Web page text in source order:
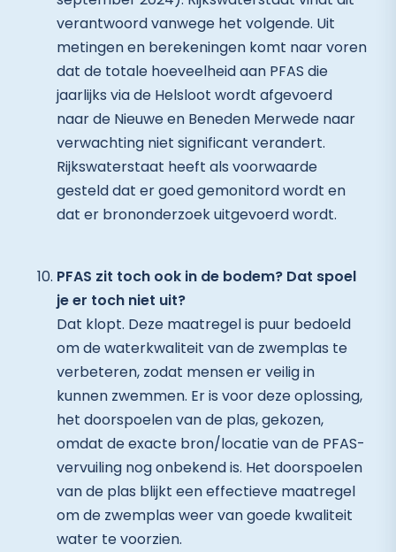
verantwoord vanwege het volgende. Uit
metingen en berekeningen komt naar voren
dat de totale hoeveelheid aan PFAS die
jaarlijks via de Helsloot wordt afgevoerd
naar de Nieuwe en Beneden Merwede naar
verwachting niet significant verandert.
Rijkswaterstaat heeft als voorwaarde
gesteld dat er goed gemonitord wordt en
dat er brononderzoek uitgevoerd wordt.
PFAS zit toch ook in de bodem? Dat spoel
je er toch niet uit?
Dat klopt. Deze maatregel is puur bedoeld
om de waterkwaliteit van de zwemplas te
verbeteren, zodat mensen er veilig in
kunnen zwemmen. Er is voor deze oplossing,
het doorspoelen van de plas, gekozen,
omdat de exacte bron/locatie van de PFAS-
vervuiling nog onbekend is. Het doorspoelen
van de plas blijkt een effectieve maatregel
om de zwemplas weer van goede kwaliteit
water te voorzien.